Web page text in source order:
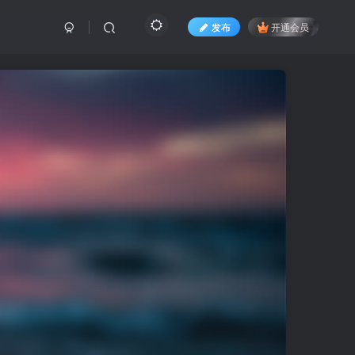
发布 开通会员